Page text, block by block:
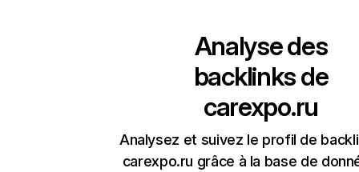
Analyse des
backlinks de
carexpo.ru
Analysez et suivez le profil de
carexpo.ru grâce à la base de